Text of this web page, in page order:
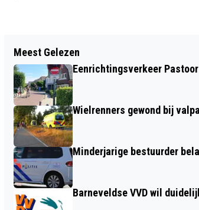
AUTO IN BRAND OP A30 BIJ
VRACHTWAGENCHAUFFEUR
ERGER
Meest Gelezen
Eenrichtingsverkeer
Wielrenners gewond bij
Minderjarige bestuurder
Barneveldse VVD wil